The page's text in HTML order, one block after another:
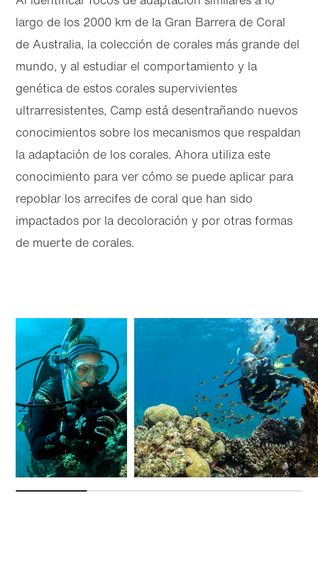
largo de los 2000 km de la Gran Barrera de Coral
de Australia, la colección de corales más grande del
mundo, y al estudiar el comportamiento y la
genética de estos corales supervivientes
ultrarresistentes, Camp está desentrañando nuevos
conocimientos sobre los mecanismos que respaldan
la adaptación de los corales. Ahora utiliza este
conocimiento para ver cómo se puede aplicar para
repoblar los arrecifes de coral que han sido
impactados por la decoloración y por otras formas
de muerte de corales.